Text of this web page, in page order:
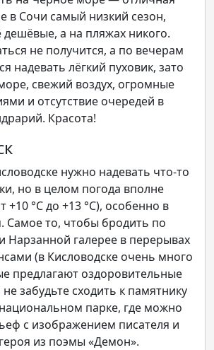
в Сочи самый низкий сезон,
а на пляжах никого.
не получится, а по вечерам
надевать лёгкий пуховик, зато
свежий воздух, огромные
и отсутствие очередей в
Красота!
нужно надевать что-то
но в целом погода вполне
+10 °С до +13 °С), особенно в
Самое то, чтобы бродить по
Нарзанной галерее в перерывах
(в Кисловодске очень много
предлагают оздоровительные
забудьте сходить к памятнику
парке, где можно
с изображением писателя и
из поэмы «Демон».